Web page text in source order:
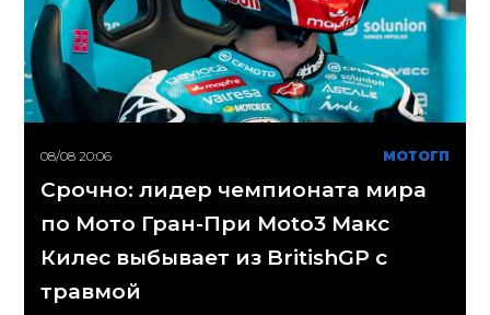
08/08 20:06 МОТОГП
Срочно: лидер чемпионата мира
по Мото Гран-При Moto3 Макс
Килес выбывает из BritishGP с
травмой